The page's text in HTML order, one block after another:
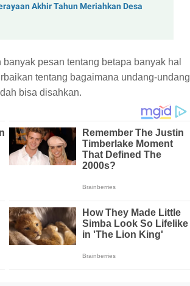
Akhir Tahun Meriahkan Desa
pesan tentang betapa banyak hal
tentang bagaimana undang-undang
bisa disahkan.